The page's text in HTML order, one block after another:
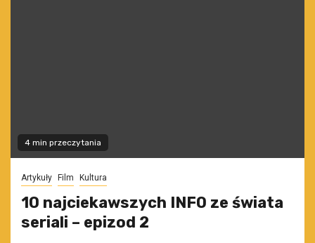
4 min przeczytania
Artykuły Film Kultura
10 najciekawszych INFO ze świata
seriali – epizod 2